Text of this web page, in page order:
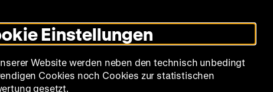
Modus
umschalten
Sprache
Spielplan Filmreihen Über uns
Einstellungen
Website werden neben den technisch unbedingt
Cookies noch Cookies zur statistischen
gesetzt.